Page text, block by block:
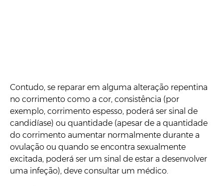
Contudo, se reparar em alguma alteração repentina
no corrimento como a cor, consistência (por
exemplo, corrimento espesso, poderá ser sinal de
candidíase) ou quantidade (apesar de a quantidade
do corrimento aumentar normalmente durante a
ovulação ou quando se encontra sexualmente
excitada, poderá ser um sinal de estar a desenvolver
uma infeção), deve consultar um médico.